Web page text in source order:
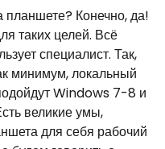
Конечно, да!
таких целей. Всё
специалист. Так,
минимум, локальный
Windows 7-8 и
великие умы,
для себя рабочий